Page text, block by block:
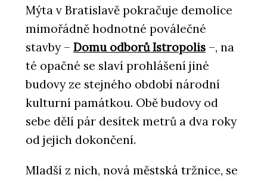
Mýta v Bratislavě pokračuje demolice
mimořádně hodnotné poválečné
stavby – Domu odborů Istropolis –, na
té opačné se slaví prohlášení jiné
budovy ze stejného období národní
kulturní památkou. Obě budovy od
sebe dělí pár desítek metrů a dva roky
od jejich dokončení.
Mladší z nich, nová městská tržnice, se